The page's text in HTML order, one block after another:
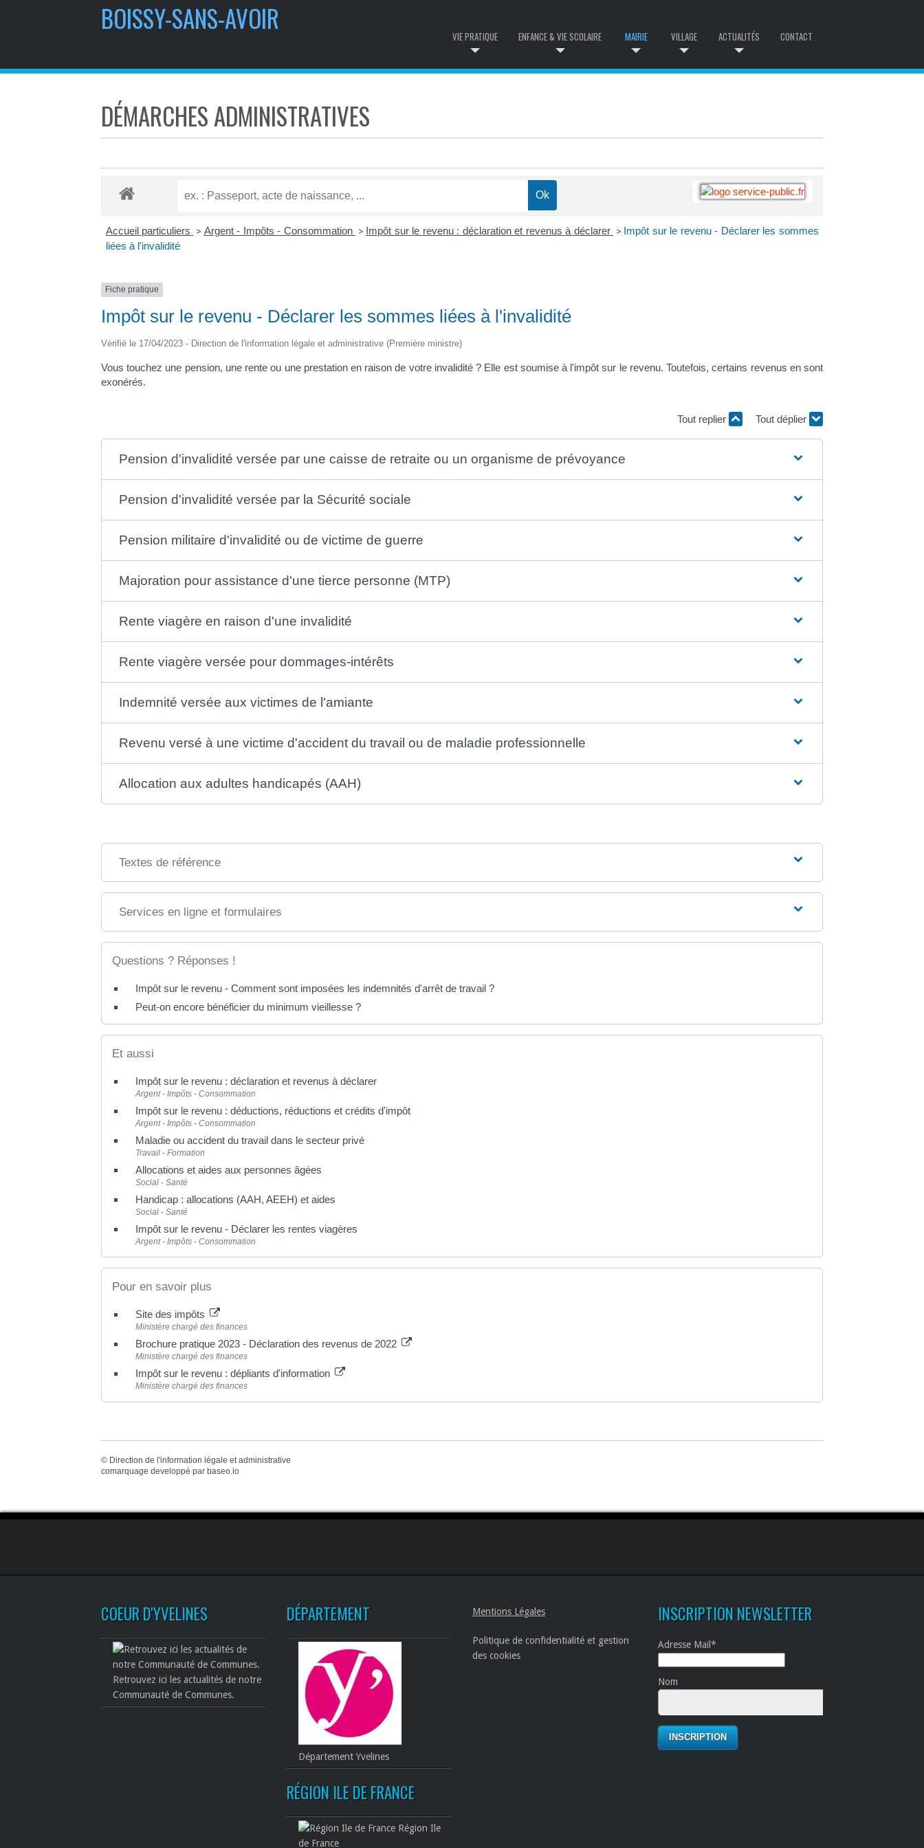
BOISSY-SANS-AVOIR
CONTACT
ACTUALITÉS
VILLAGE
MAIRIE
ENFANCE & VIE SCOLAIRE
VIE PRATIQUE
DÉMARCHES ADMINISTRATIVES
Accueil particuliers > Argent - Impôts - Consommation > Impôt sur le revenu : déclaration et revenus à déclarer > Impôt sur le revenu - Déclarer les sommes
liées à l'invalidité
Fiche pratique
Impôt sur le revenu - Déclarer les sommes liées à l'invalidité
Vérifié le 17/04/2023 - Direction de l'information légale et administrative (Première ministre)
Vous touchez une pension, une rente ou une prestation en raison de votre invalidité ? Elle est soumise à l'impôt sur le revenu. Toutefois, certains revenus en sont
exonérés.
Tout replier Tout déplier
Pension d'invalidité versée par une caisse de retraite ou un organisme de prévoyance
Pension d'invalidité versée par la Sécurité sociale
Pension militaire d'invalidité ou de victime de guerre
Majoration pour assistance d'une tierce personne (MTP)
Rente viagère en raison d'une invalidité
Rente viagère versée pour dommages-intérêts
Indemnité versée aux victimes de l'amiante
Revenu versé à une victime d'accident du travail ou de maladie professionnelle
Allocation aux adultes handicapés (AAH)
Textes de référence
Services en ligne et formulaires
Questions ? Réponses !
Impôt sur le revenu - Comment sont imposées les indemnités d'arrêt de travail ?
Peut-on encore bénéficier du minimum vieillesse ?
Et aussi
Impôt sur le revenu : déclaration et revenus à déclarer
Argent - Impôts - Consommation
Impôt sur le revenu : déductions, réductions et crédits d'impôt
Argent - Impôts - Consommation
Maladie ou accident du travail dans le secteur privé
Travail - Formation
Allocations et aides aux personnes âgées
Social - Santé
Handicap : allocations (AAH, AEEH) et aides
Social - Santé
Impôt sur le revenu - Déclarer les rentes viagères
Argent - Impôts - Consommation
Pour en savoir plus
Site des impôts
Ministère chargé des finances
Brochure pratique 2023 - Déclaration des revenus de 2022
Ministère chargé des finances
Impôt sur le revenu : dépliants d'information
Ministère chargé des finances
© Direction de l'information légale et administrative
comarquage developpé par baseo.io
COEUR D'YVELINES
Retrouvez ici les actualités de notre
Communauté de Communes.
DÉPARTEMENT
Département Yvelines
RÉGION ILE DE FRANCE
Région Ile
de France
Mentions Légales
Politique de confidentialité et gestion
des cookies
INSCRIPTION NEWSLETTER
Adresse Mail*
Nom